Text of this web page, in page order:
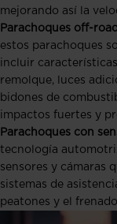
mejorando así la
Parachoques off-road
estos parachoques
incluir
remolque, luces
bidones de
impactos fuertes y
Parachoques con
tecnología
sensores y cámaras
sistemas de
peatones y el